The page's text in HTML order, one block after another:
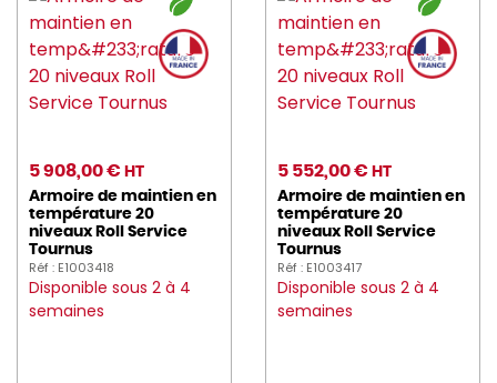
5 908,00 € HT
Armoire de maintien en
température 20
niveaux Roll Service
Tournus
Réf : E1003418
Disponible sous 2 à 4
semaines
5 552,00 € HT
Armoire de maintien en
température 20
niveaux Roll Service
Tournus
Réf : E1003417
Disponible sous 2 à 4
semaines